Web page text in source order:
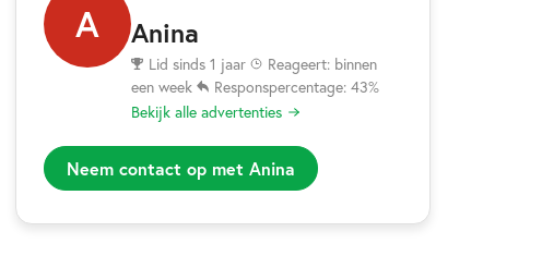
A Anina
Lid sinds 1 jaar
Reageert: binnen
een week
Responspercentage: 43%
Bekijk alle advertenties
Neem contact op met Anina